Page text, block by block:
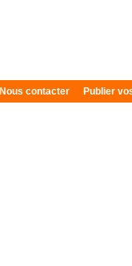
Nous contacter Publier